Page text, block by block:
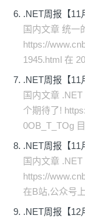
.NET周报【11
国内文章 统一
https://
1945.html 在
.NET周报【11
国内文章
个期待了!
0OB_T_TOg
.NET周报【11
国内文章
https://
在B站,公众号
.NET周报【12